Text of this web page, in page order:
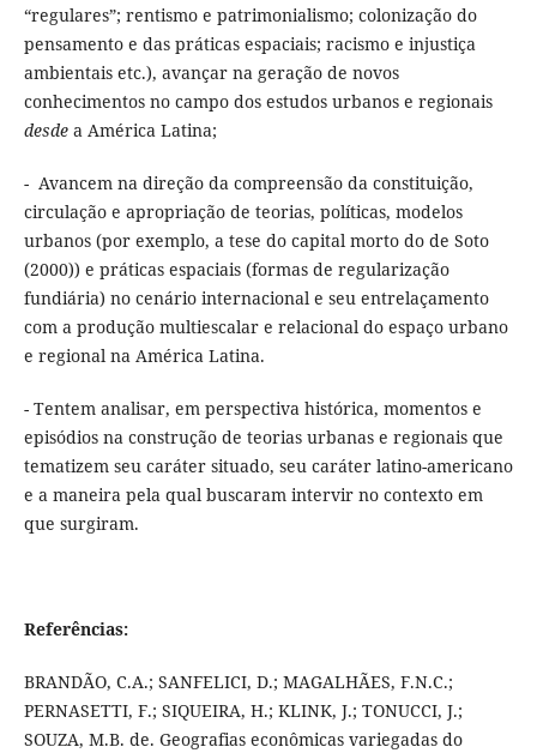
“regulares”; rentismo e patrimonialismo; colonização do
pensamento e das práticas espaciais; racismo e injustiça
ambientais etc.), avançar na geração de novos
conhecimentos no campo dos estudos urbanos e regionais
desdea América Latina;
- Avancem na direção da compreensão da constituição,
circulação e apropriação de teorias, políticas, modelos
urbanos (por exemplo, a tese do capital morto do de Soto
(2000)) e práticas espaciais (formas de regularização
fundiária) no cenário internacional e seu entrelaçamento
com a produção multiescalar e relacional do espaço urbano
e regional na América Latina.
- Tentem analisar, em perspectiva histórica, momentos e
episódios na construção de teorias urbanas e regionais que
tematizem seu caráter situado, seu caráter latino-americano
e a maneira pela qual buscaram intervir no contexto em
que surgiram.
Referências:
BRANDÃO, C.A.; SANFELICI, D.; MAGALHÃES, F.N.C.;
PERNASETTI, F.; SIQUEIRA, H.; KLINK, J.; TONUCCI, J.;
SOUZA, M.B. de. Geografias econômicas variegadas do